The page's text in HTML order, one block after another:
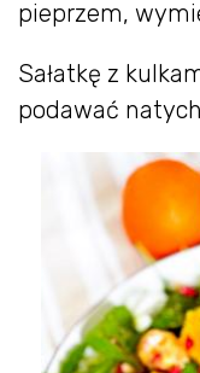
pieprzem,
Sałatkę z
podawać